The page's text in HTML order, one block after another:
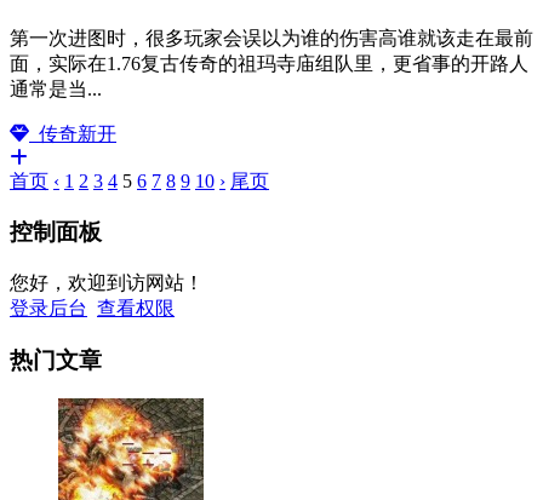
第一次进图时，很多玩家会误以为谁的伤害高谁就该走在最前
面，实际在1.76复古传奇的祖玛寺庙组队里，更省事的开路人
通常是当...
传奇新开
首页 ‹ 1 2 3 4 5 6 7 8 9 10 › 尾页
控制面板
您好，欢迎到访网站！
登录后台 查看权限
热门文章